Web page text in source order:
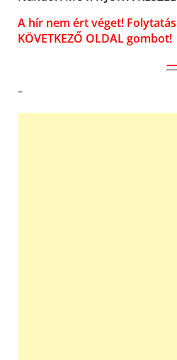
A hír nem ért véget!
KÖVETKEZŐ OLDAL gombot!
–